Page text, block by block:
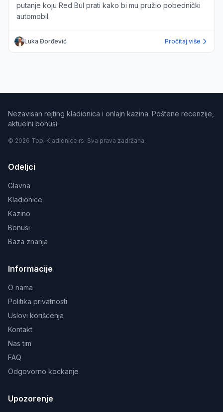
putanje koju Red Bul prati kako bi mu pružio pobednički
automobil.
Luka Đorđević Pročitaj više
Nezavisan rejting kladionica i onlajn kazina. Poštene recenzije,
aktuelni bonusi.
© 2026 Top-Kladionice.rs. Sva prava zadržana.
Odeljci
Glavna
Kladionice
Kazino
Bonusi
Baza znanja
Informacije
O nama
Politika privatnosti
Uslovi korišćenja
Kontakt
Nas tim
FAQ
Odgovorno kockanje
Upozorenje